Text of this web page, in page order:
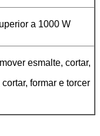
a 1000 W
esmalte, cortar,
formar e torcer